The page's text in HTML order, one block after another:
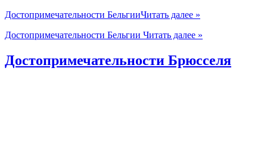
Достопримечательности БельгииЧитать далее »
Достопримечательности Бельгии Читать далее »
Достопримечательности Брюсселя